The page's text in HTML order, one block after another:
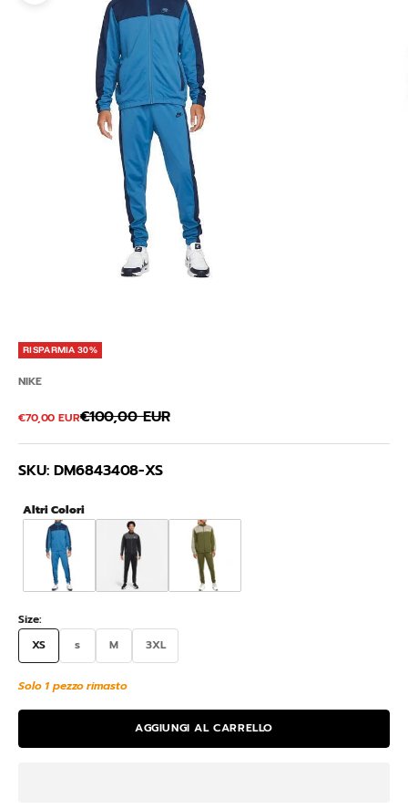
RISPARMIA 30%
NIKE
Prezzo scontato
€70,00 EURPrezzo
€100,00 EUR
SKU: DM6843408-XS
Altri Colori
Size:
XS
s M 3XL
Solo 1 pezzo rimasto
AGGIUNGI AL CARRELLO